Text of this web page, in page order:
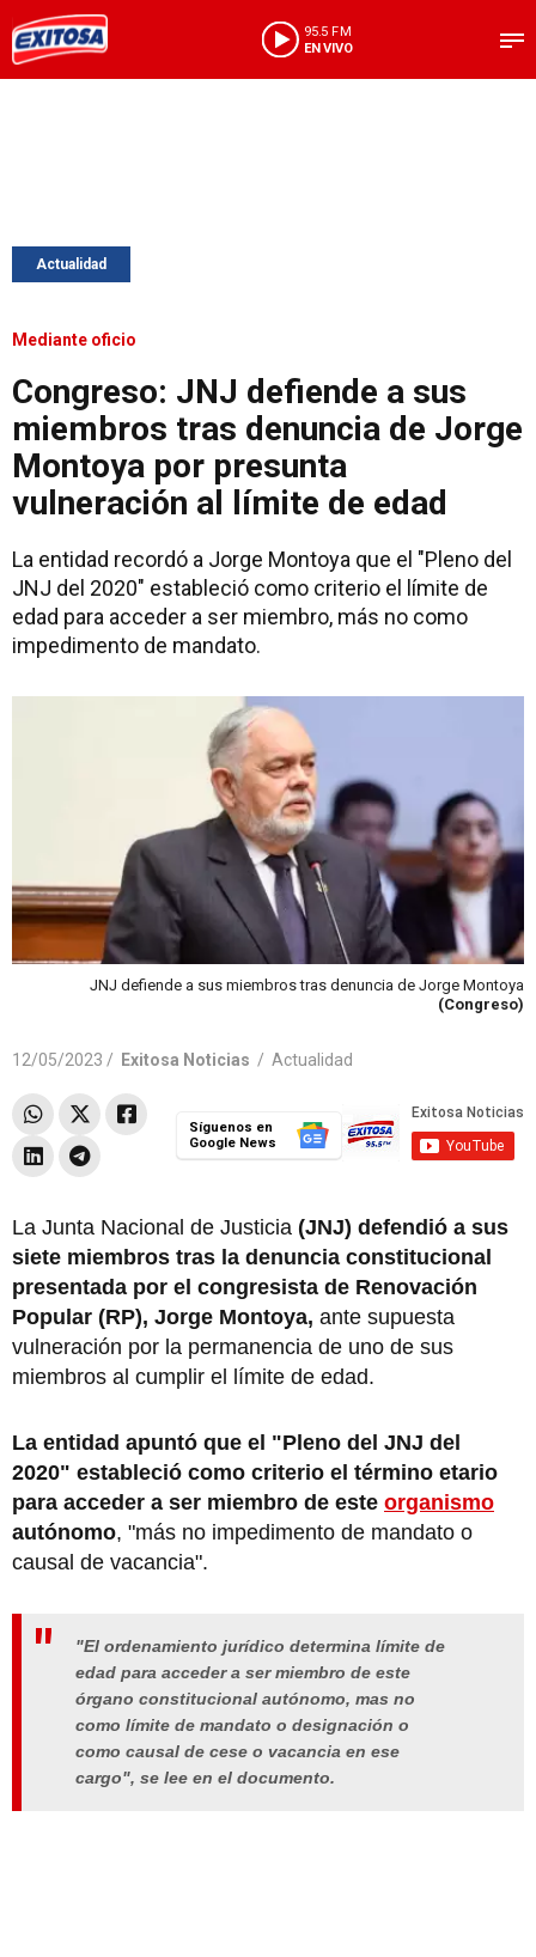
95.5 FM
EN VIVO
Actualidad
Mediante oficio
Congreso: JNJ defiende a sus
miembros tras denuncia de Jorge
Montoya por presunta
vulneración al límite de edad
La entidad recordó a Jorge Montoya que el "Pleno del
JNJ del 2020" estableció como criterio el límite de
edad para acceder a ser miembro, más no como
impedimento de mandato.
JNJ defiende a sus miembros tras denuncia de Jorge Montoya
(Congreso)
12/05/2023 / Exitosa Noticias / Actualidad
Síguenos en
Google News
La Junta Nacional de Justicia (JNJ) defendió a sus
siete miembros tras la denuncia constitucional
presentada por el congresista de Renovación
Popular (RP), Jorge Montoya, ante supuesta
vulneración por la permanencia de uno de sus
miembros al cumplir el límite de edad.
La entidad apuntó que el "Pleno del JNJ del
2020" estableció como criterio el término etario
para acceder a ser miembro de este organismo
autónomo, "más no impedimento de mandato o
causal de vacancia".
"El ordenamiento jurídico determina límite de
edad para acceder a ser miembro de este
órgano constitucional autónomo, mas no
como límite de mandato o designación o
como causal de cese o vacancia en ese
cargo", se lee en el documento.